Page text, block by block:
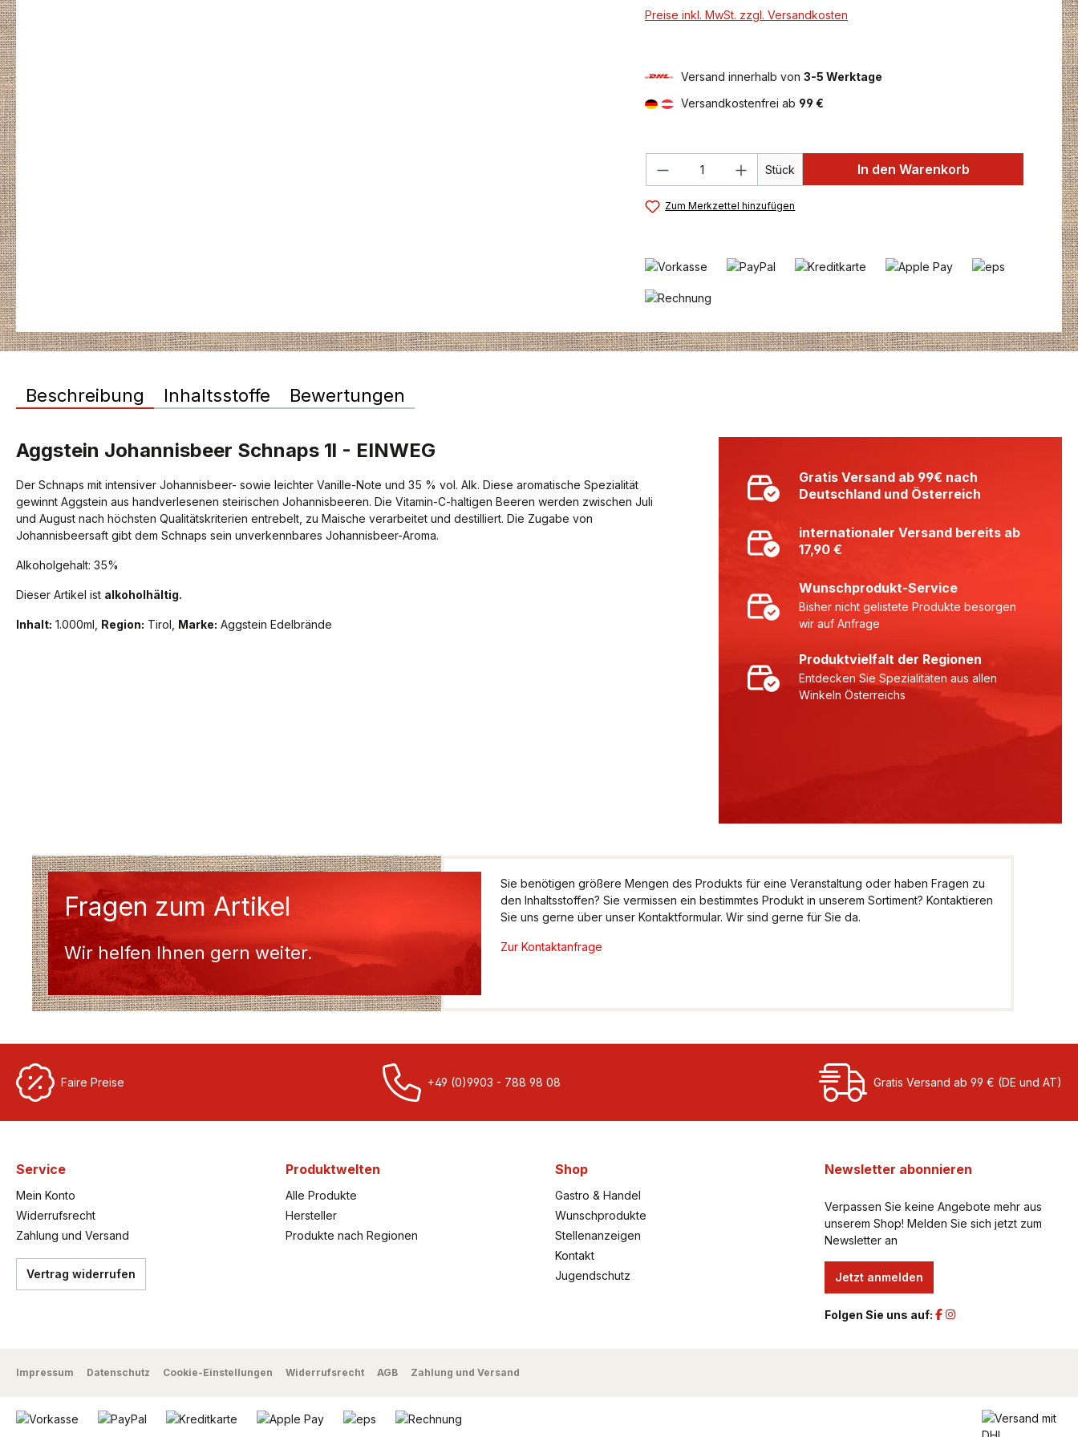
Preise inkl. MwSt. zzgl. Versandkosten
Versand innerhalb von 3-5 Werktage
Versandkostenfrei ab 99 €
Produkt Anzahl: Gib den gewünschten Wert
Stück In den Warenkorb
Zum Merkzettel hinzufügen
Beschreibung Inhaltsstoffe Bewertungen
Aggstein Johannisbeer Schnaps 1l - EINWEG
Der Schnaps mit intensiver Johannisbeer- sowie leichter Vanille-Note und 35 % vol. Alk. Diese aromatische Spezialität
gewinnt Aggstein aus handverlesenen steirischen Johannisbeeren. Die Vitamin-C-haltigen Beeren werden zwischen Juli
und August nach höchsten Qualitätskriterien entrebelt, zu Maische verarbeitet und destilliert. Die Zugabe von
Johannisbeersaft gibt dem Schnaps sein unverkennbares Johannisbeer-Aroma.
Alkoholgehalt: 35%
Dieser Artikel ist alkoholhältig.
Inhalt: 1.000ml, Region: Tirol, Marke: Aggstein Edelbrände
Gratis Versand ab 99€ nach
Deutschland und Österreich
internationaler Versand bereits ab
17,90 €
Wunschprodukt-Service
Bisher nicht gelistete Produkte besorgen
wir auf Anfrage
Produktvielfalt der Regionen
Entdecken Sie Spezialitäten aus allen
Winkeln Österreichs
Fragen zum Artikel
Wir helfen Ihnen gern weiter.
Sie benötigen größere Mengen des Produkts für eine Veranstaltung oder haben Fragen zu
den Inhaltsstoffen? Sie vermissen ein bestimmtes Produkt in unserem Sortiment? Kontaktieren
Sie uns gerne über unser Kontaktformular. Wir sind gerne für Sie da.
Zur Kontaktanfrage
Faire Preise +49 (0)9903 - 788 98 08 Gratis Versand ab 99 € (DE und AT)
Service
Mein Konto
Widerrufsrecht
Zahlung und Versand
Vertrag widerrufen
Produktwelten
Alle Produkte
Hersteller
Produkte nach Regionen
Shop
Gastro & Handel
Wunschprodukte
Stellenanzeigen
Kontakt
Jugendschutz
Newsletter abonnieren
Verpassen Sie keine Angebote mehr aus
unserem Shop! Melden Sie sich jetzt zum
Newsletter an
Jetzt anmelden
Folgen Sie uns auf:
Impressum Datenschutz Cookie-Einstellungen Widerrufsrecht AGB Zahlung und Versand